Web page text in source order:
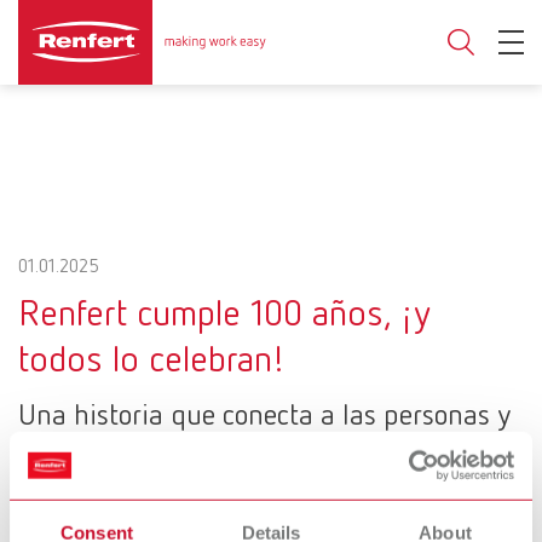
Consent Details About
01.01.2025
Renfert cumple 100 años, ¡y
todos lo celebran!
Una historia que conecta a las personas y
crea futuro
Todo empezó en 1925, con una idea, dos hermanos y una buena